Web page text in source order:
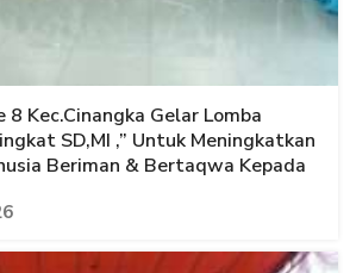
8 Kec.Cinangka Gelar Lomba
SD,MI ,” Untuk Meningkatkan
Beriman & Bertaqwa Kepada